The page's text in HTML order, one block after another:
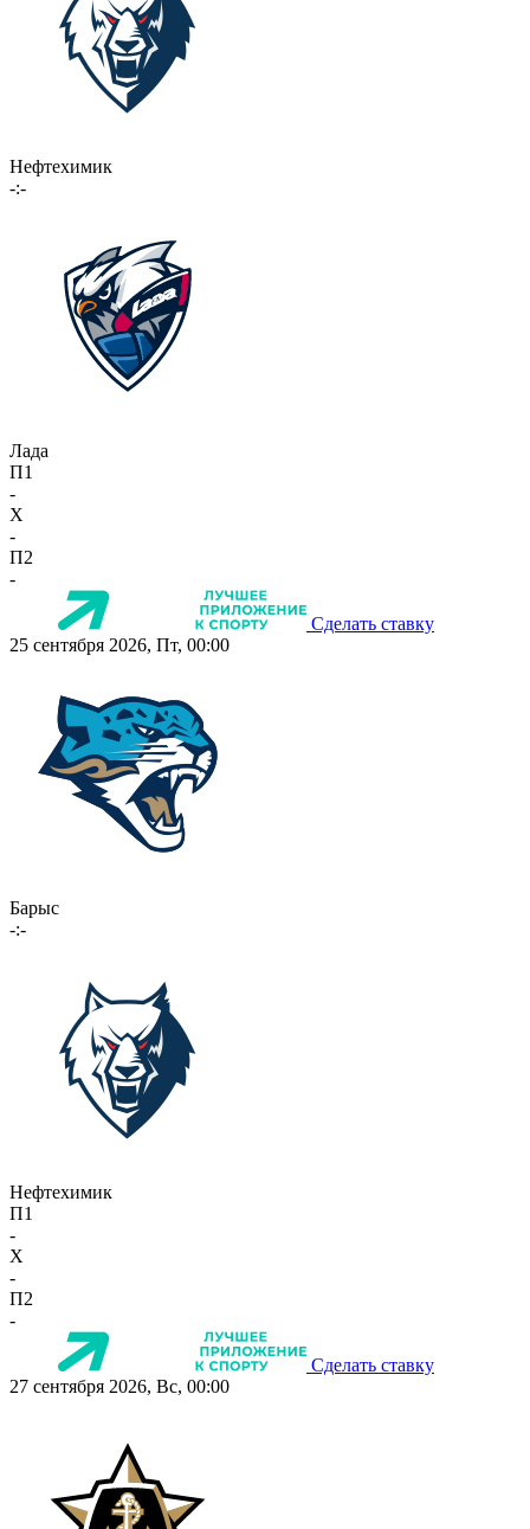
Нефтехимик
-:-
Лада
П1
-
X
-
П2
-
Сделать ставку
25 сентября 2026, Пт, 00:00
Барыс
-:-
Нефтехимик
П1
-
X
-
П2
-
Сделать ставку
27 сентября 2026, Вс, 00:00